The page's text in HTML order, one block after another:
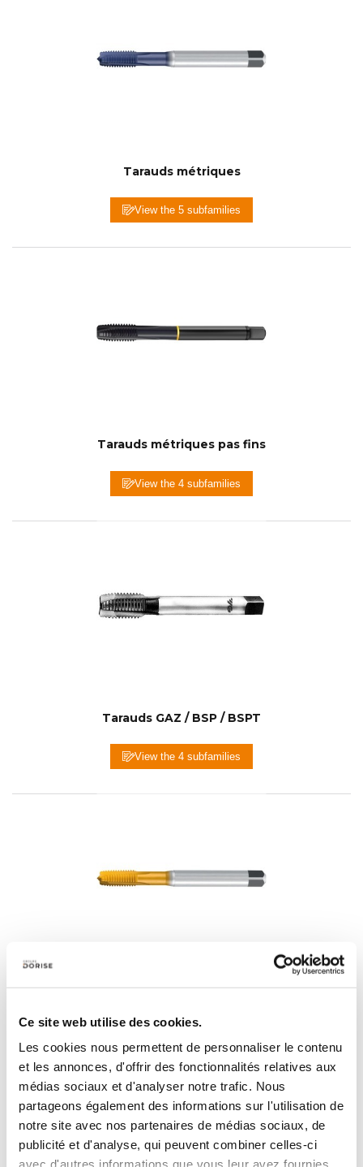
Ce site web utilise des cookies.
Les cookies nous permettent de personnaliser le contenu
et les annonces, d'offrir des fonctionnalités relatives aux
médias sociaux et d'analyser notre trafic. Nous
partageons également des informations sur l'utilisation de
notre site avec nos partenaires de médias sociaux, de
publicité et d'analyse, qui peuvent combiner celles-ci
avec d'autres informations que vous leur avez fournies
Tarauds métriques
View the 5 subfamilies
Tarauds métriques pas fins
View the 4 subfamilies
Tarauds GAZ / BSP / BSPT
View the 4 subfamilies
Tarauds UNC / UNF / UNEF
View the 3 subfamilies